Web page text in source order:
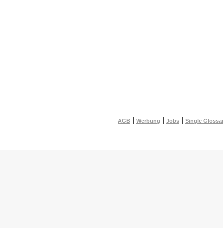
AGB Werbung Jobs Single Glossar